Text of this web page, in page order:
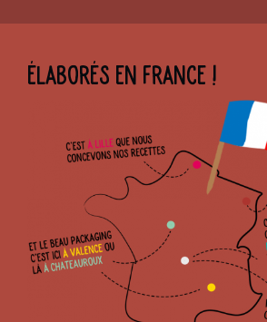
ÉLABORÉS EN FRANCE !